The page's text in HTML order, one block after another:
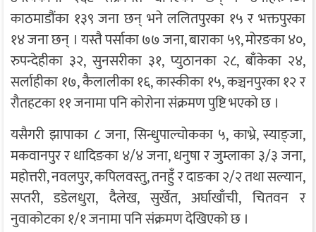
काठमाडौंका १३९ जना छन् भने ललितपुरका १५ र भक्तपुरका
१४ जना छन् । यस्तै पर्साका ७७ जना, बाराका ५९, मोरङका ४०,
रुपन्देहीका ३२, सुनसरीका ३१, प्युठानका २८, बाँकेका २४,
सर्लाहीका १७, कैलालीका १६, कास्कीका १५, कञ्चनपुरका १२ र
रौतहटका ११ जनामा पनि कोरोना संक्रमण पुष्टि भएको छ ।
यसैगरी झापाका ८ जना, सिन्धुपाल्चोकका ५, काभ्रे, स्याङ्जा,
मकवानपुर र धादिङका ४/४ जना, धनुषा र जुम्लाका ३/३ जना,
महोत्तरी, नवलपुर, कपिलवस्तु, तनहुँ र दाङका २/२ तथा सल्यान,
सप्तरी, डडेलधुरा, दैलेख, सुर्खेत, अर्घाखाँची, चितवन र
नुवाकोटका १/१ जनामा पनि संक्रमण देखिएको छ ।